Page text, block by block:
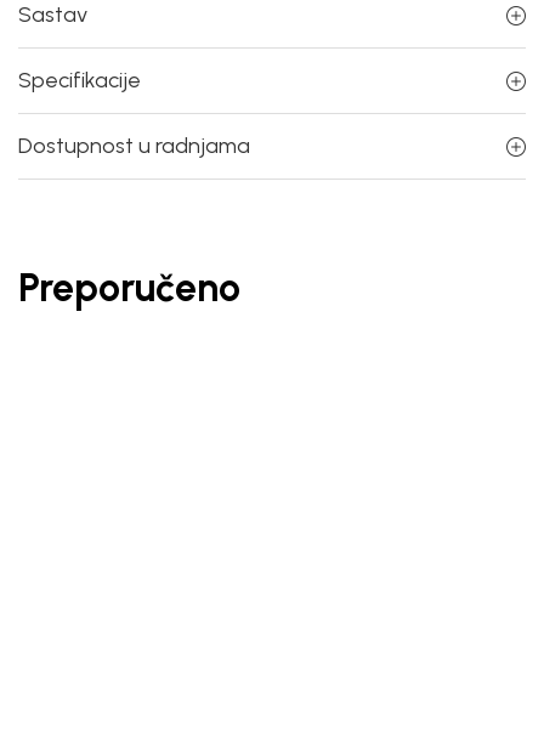
Sastav
Specifikacije
Dostupnost u radnjama
Preporučeno